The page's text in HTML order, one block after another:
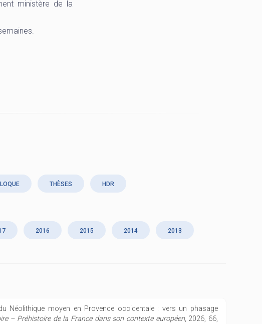
ministère de la
THÈSES HDR
2016 2015 2014 2013
Néolithique moyen en Provence occidentale : vers un phasage
– Préhistoire de la France dans son contexte européen, 2026, 66,